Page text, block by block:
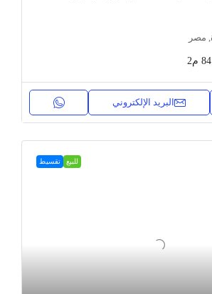
مصر
84 م2
البريد الإلكتروني
للبيع تقسيط